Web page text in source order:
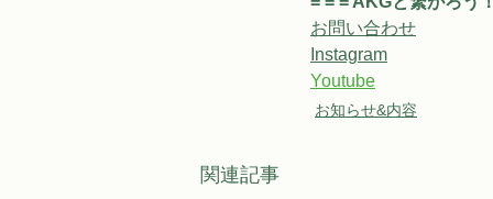
お問い合わせ
Instagram
Youtube
お知らせ&内容
関連記事